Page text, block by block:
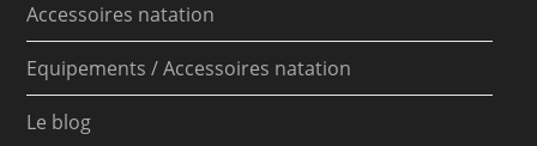
Accessoires natation
Equipements / Accessoires natation
Le blog